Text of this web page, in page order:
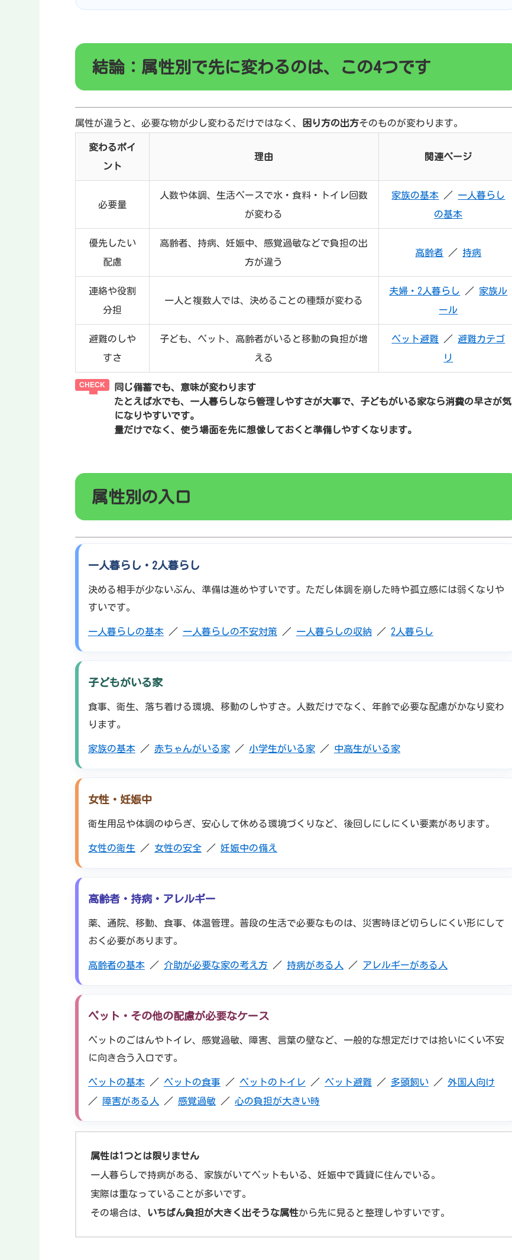
結論：属性別で先に変わるのは、この4つです
属性が違うと、必要な物が少し変わるだけではなく、 困り方の出方そのものが変わります。
変わるポイ
ント
理由 関連ページ
必要量
人数や体調、生活ペースで水・食料・トイレ回数
が変わる
家族の基本 ／ 一人暮らし
の基本
優先したい
配慮
高齢者、持病、妊娠中、感覚過敏などで負担の出
方が違う
高齢者 ／ 持病
連絡や役割
分担
一人と複数人では、決めることの種類が変わる
夫婦・2人暮らし ／ 家族ル
ール
避難のしや
すさ
子ども、ペット、高齢者がいると移動の負担が増
える
ペット避難 ／ 避難カテゴ
リ
同じ備蓄でも、意味が変わります
たとえば水でも、一人暮らしなら管理しやすさが大事で、子どもがいる家なら消費の早さが気
になりやすいです。
量だけでなく、使う場面を先に想像しておくと準備しやすくなります。
属性別の入口
一人暮らし・2人暮らし
決める相手が少ないぶん、準備は進めやすいです。ただし体調を崩した時や孤立感には弱くなりや
すいです。
一人暮らしの基本／ 一人暮らしの不安対策 ／ 一人暮らしの収納 ／ 2人暮らし
子どもがいる家
食事、衛生、落ち着ける環境、移動のしやすさ。人数だけでなく、年齢で必要な配慮がかなり変わ
ります。
家族の基本／ 赤ちゃんがいる家／ 小学生がいる家／ 中高生がいる家
女性・妊娠中
衛生用品や体調のゆらぎ、安心して休める環境づくりなど、後回しにしにくい要素があります。
女性の衛生 ／ 女性の安全／ 妊娠中の備え
高齢者・持病・アレルギー
薬、通院、移動、食事、体温管理。普段の生活で必要なものは、災害時ほど切らしにくい形にして
おく必要があります。
高齢者の基本／ 介助が必要な家の考え方／ 持病がある人 ／ アレルギーがある人
ペット・その他の配慮が必要なケース
ペットのごはんやトイレ、感覚過敏、障害、言葉の壁など、一般的な想定だけでは拾いにくい不安
に向き合う入口です。
ペットの基本／ ペットの食事 ／ ペットのトイレ ／ ペット避難 ／ 多頭飼い／ 外国人向け
／
障害がある人 ／ 感覚過敏／ 心の負担が大きい時
属性は1つとは限りません
一人暮らしで持病がある、家族がいてペットもいる、妊娠中で賃貸に住んでいる。
実際は重なっていることが多いです。
その場合は、
いちばん負担が大きく出そうな属性から先に見ると整理しやすいです。